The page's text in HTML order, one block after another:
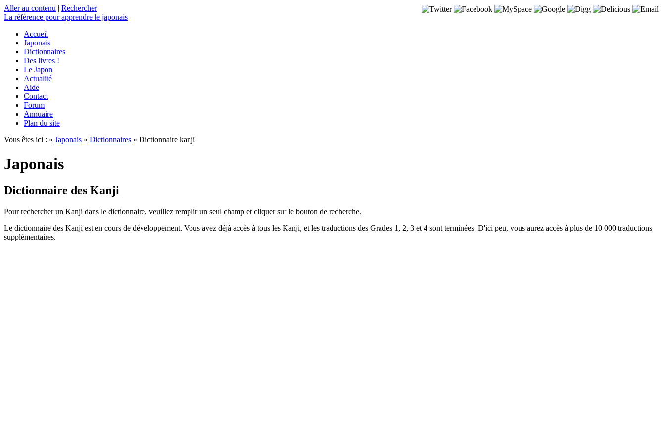
Aller au contenu | Rechercher
La référence pour apprendre le japonais
Accueil
Japonais
Dictionnaires
Des livres !
Le Japon
Actualité
Aide
Contact
Forum
Annuaire
Plan du site
Vous êtes ici : » Japonais » Dictionnaires » Dictionnaire kanji
Japonais
Dictionnaire des Kanji
Pour rechercher un Kanji dans le dictionnaire, veuillez remplir un seul champ et cliquer sur le bouton de recherche.
Le dictionnaire des Kanji est en cours de développement. Vous avez déjà accès à tous les Kanji, et les traductions des Grades 1, 2, 3 et 4 sont terminées. D'ici peu, vous aurez accès à plus de 10 000 traductions
supplémentaires.